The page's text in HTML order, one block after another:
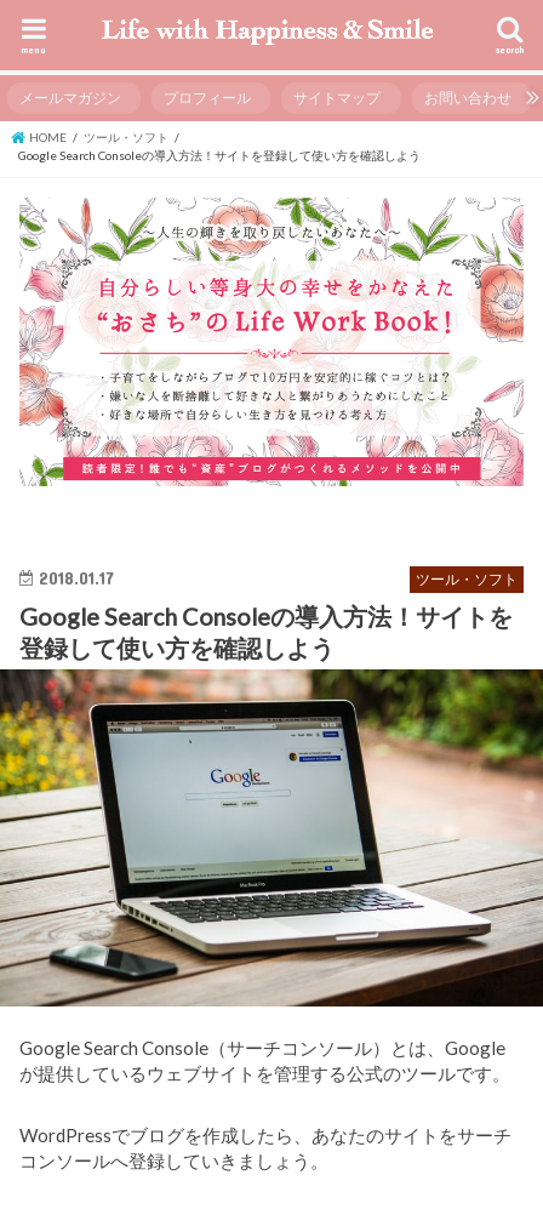
search
menu
メールマガジン プロフィール サイトマップ お問い合わせ
HOME
ツール・ソフト
Google Search Consoleの導入方法！サイトを登録して使い方を確認しよう
ツール・ソフト
2018.01.17
Google Search Consoleの導入方法！サイトを
登録して使い方を確認しよう
Google Search Console（サーチコンソール）とは、Google
が提供しているウェブサイトを管理する公式のツールです。
WordPressでブログを作成したら、あなたのサイトをサーチ
コンソールへ登録していきましょう。